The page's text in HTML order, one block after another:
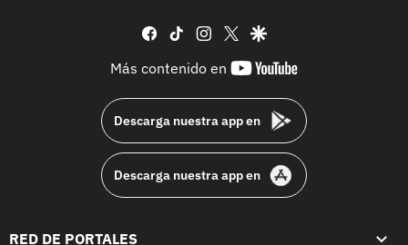
facebook
tiktok instagram
twittergoogle
Más contenido en
youtube-
Descarga nuestra app en
Descarga nuestra app en
RED DE PORTALES